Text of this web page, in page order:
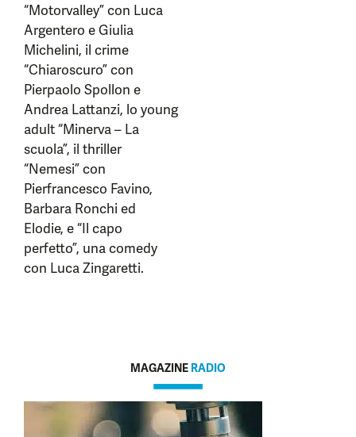
“Motorvalley” con Luca
Argentero e Giulia
Michelini, il crime
“Chiaroscuro” con
Pierpaolo Spollon e
Andrea Lattanzi, lo young
adult “Minerva – La
scuola”, il thriller
“Nemesi” con
Pierfrancesco Favino,
Barbara Ronchi ed
Elodie, e “Il capo
perfetto”, una comedy
con Luca Zingaretti.
MAGAZINE RADIO